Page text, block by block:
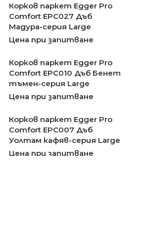
Корков паркет Egger Pro
Comfort EPC027 Дъб
Мадура-серия Large
Цена при запитване
Корков паркет Egger Pro
Comfort EPC010 Дъб Бенет
тъмен-серия Large
Цена при запитване
Корков паркет Egger Pro
Comfort EPC007 Дъб
Уолтам кафяв-серия Large
Цена при запитване